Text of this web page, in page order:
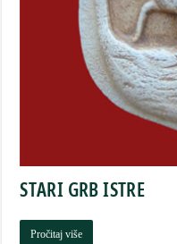
STARI GRB ISTRE
Pročitaj više